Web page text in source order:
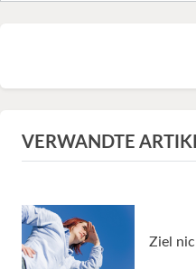
VERWANDTE
Ziel